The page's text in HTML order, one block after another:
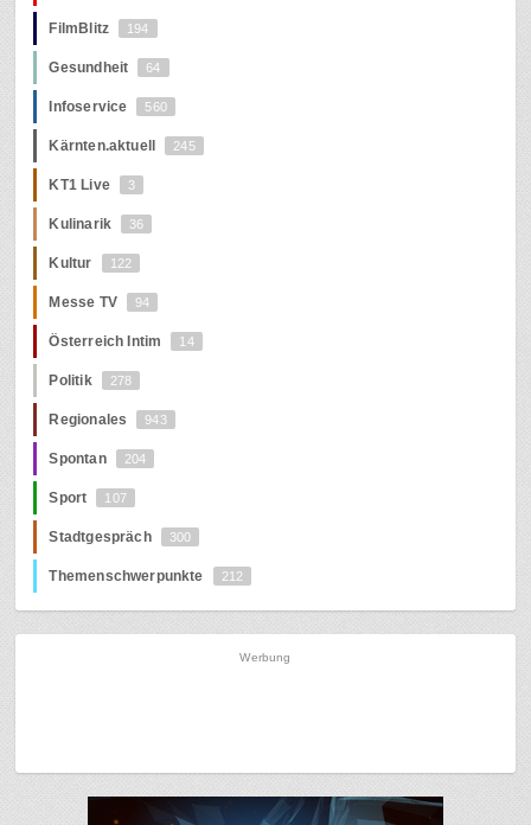
FilmBlitz 194
Gesundheit 64
Infoservice 560
Kärnten.aktuell 245
KT1 Live 3
Kulinarik 36
Kultur 122
Messe TV 94
Österreich Intim 14
Politik 278
Regionales 943
Spontan 204
Sport 107
Stadtgespräch 300
Themenschwerpunkte 212
Werbung